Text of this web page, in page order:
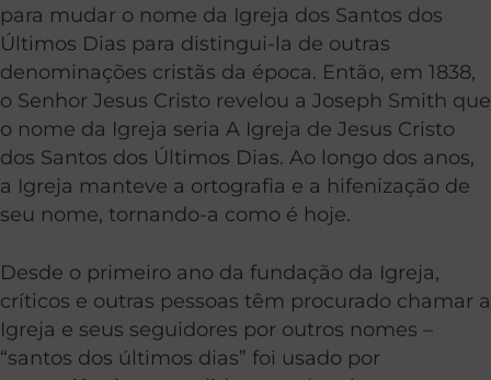
para mudar o nome da Igreja dos Santos dos
Últimos Dias para distingui-la de outras
denominações cristãs da época. Então, em 1838,
o Senhor Jesus Cristo revelou a Joseph Smith que
o nome da Igreja seria A Igreja de Jesus Cristo
dos Santos dos Últimos Dias. Ao longo dos anos,
a Igreja manteve a ortografia e a hifenização de
seu nome, tornando-a como é hoje.
Desde o primeiro ano da fundação da Igreja,
críticos e outras pessoas têm procurado chamar a
Igreja e seus seguidores por outros nomes –
“santos dos últimos dias” foi usado ​​por